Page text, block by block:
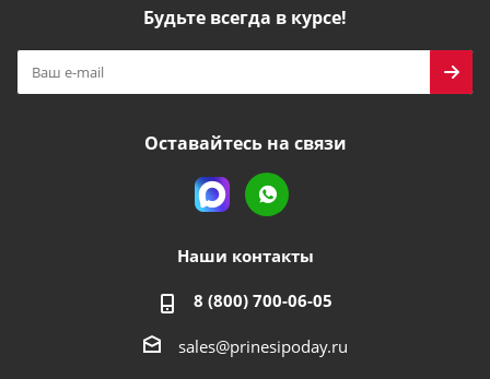
Будьте всегда в курсе!
Оставайтесь на связи
Наши контакты
8 (800) 700-06-05
sales@prinesipoday.ru